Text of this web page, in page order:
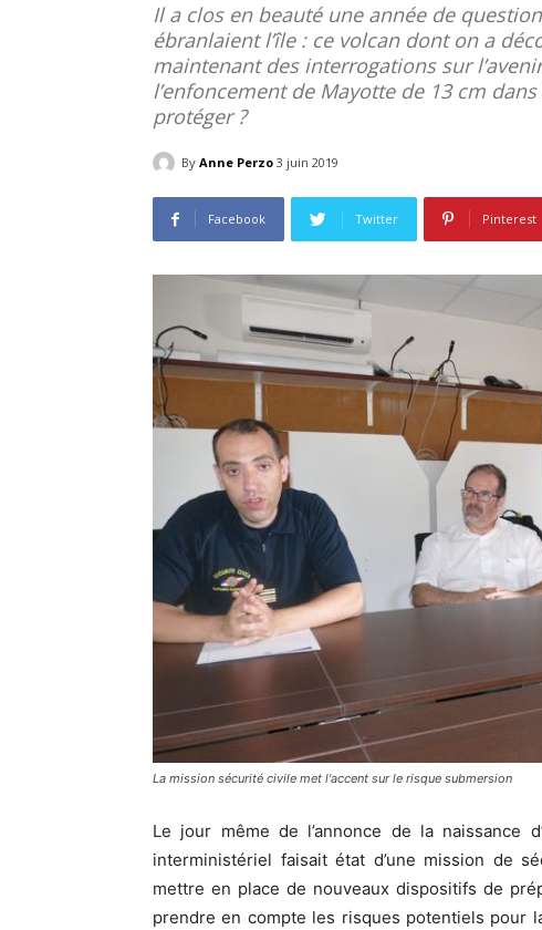
Il a clos en beauté une année de
ébranlaient l’île : ce volcan dont on a
maintenant des interrogations sur
l’enfoncement de Mayotte de 13 cm
protéger ?
By Anne Perzo 3 juin 2019
Facebook Twitter Pinterest
La mission sécurité civile met l'accent sur le risque submersion
Le jour même de l’annonce de la naissance
interministériel faisait état d’une mission de
mettre en place de nouveaux dispositifs de
prendre en compte les risques potentiels pour